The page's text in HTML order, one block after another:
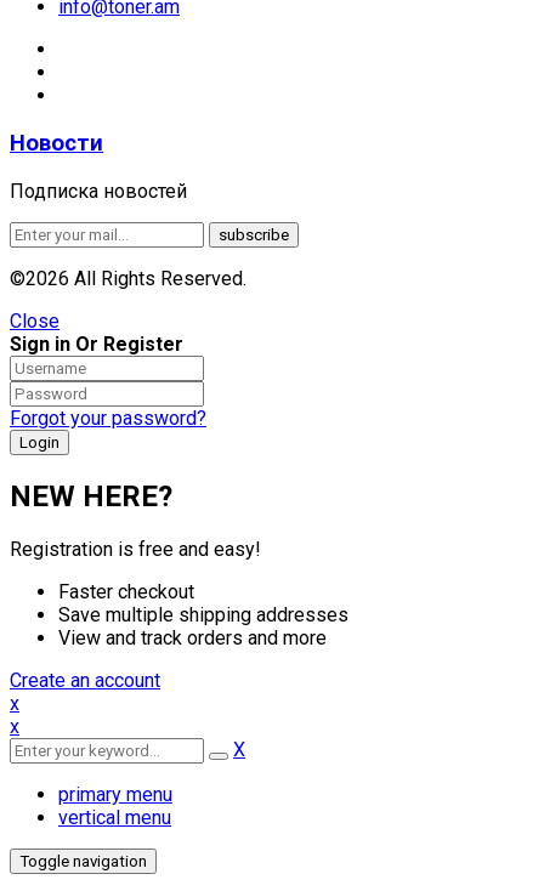
info@toner.am
Новости
Подписка новостей
©2026 All Rights Reserved.
Close
Sign in Or Register
Forgot your password?
NEW HERE?
Registration is free and easy!
Faster checkout
Save multiple shipping addresses
View and track orders and more
Create an account
x
x
X
primary menu
vertical menu
Toggle navigation